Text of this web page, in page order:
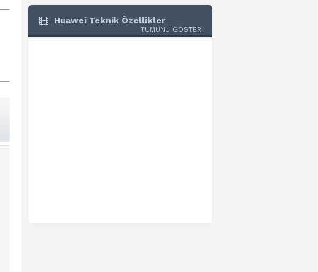
Huawei Teknik Özellikler
TÜMÜNÜ GÖSTER